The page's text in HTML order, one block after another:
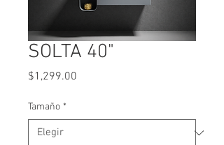
SOLTA 40"
$1,299.00
Tamaño *